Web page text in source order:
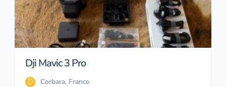
Dji Mavic 3 Pro
Corbara, France